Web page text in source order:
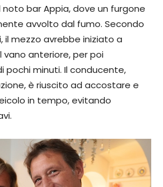
noto bar Appia, dove un furgone
avvolto dal fumo. Secondo
il mezzo avrebbe iniziato a
anteriore, per poi
pochi minuti. Il conducente,
è riuscito ad accostare e
in tempo, evitando